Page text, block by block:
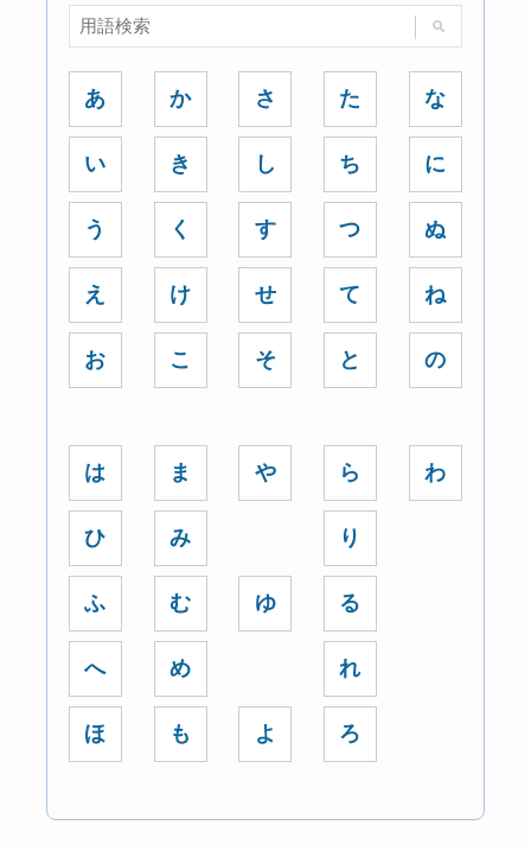
あ
い
う
え
お
か
き
く
け
こ
さ
し
す
せ
そ
た
ち
つ
て
と
な
に
ぬ
ね
の
は
ひ
ふ
へ
ほ
ま
み
む
め
も
や
ゆ
よ
ら
り
る
れ
ろ
わ